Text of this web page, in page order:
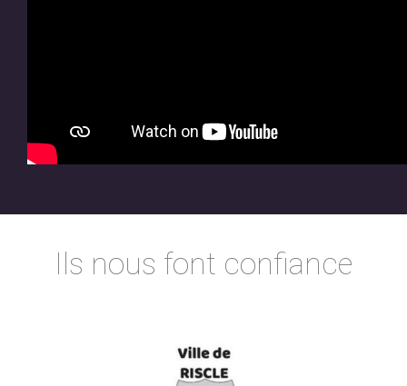
Ils nous font confiance